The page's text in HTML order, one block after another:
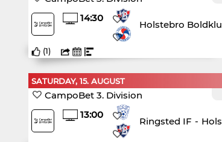
14:30
Holstebro
(1)
SATURDAY, 15. AUGUST
CampoBet 3. Division
13:00
Ringsted IF -